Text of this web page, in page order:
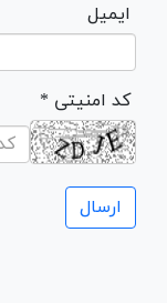
ایمیل
* کد امنیتی